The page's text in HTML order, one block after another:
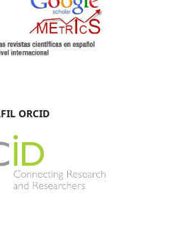
ORCID